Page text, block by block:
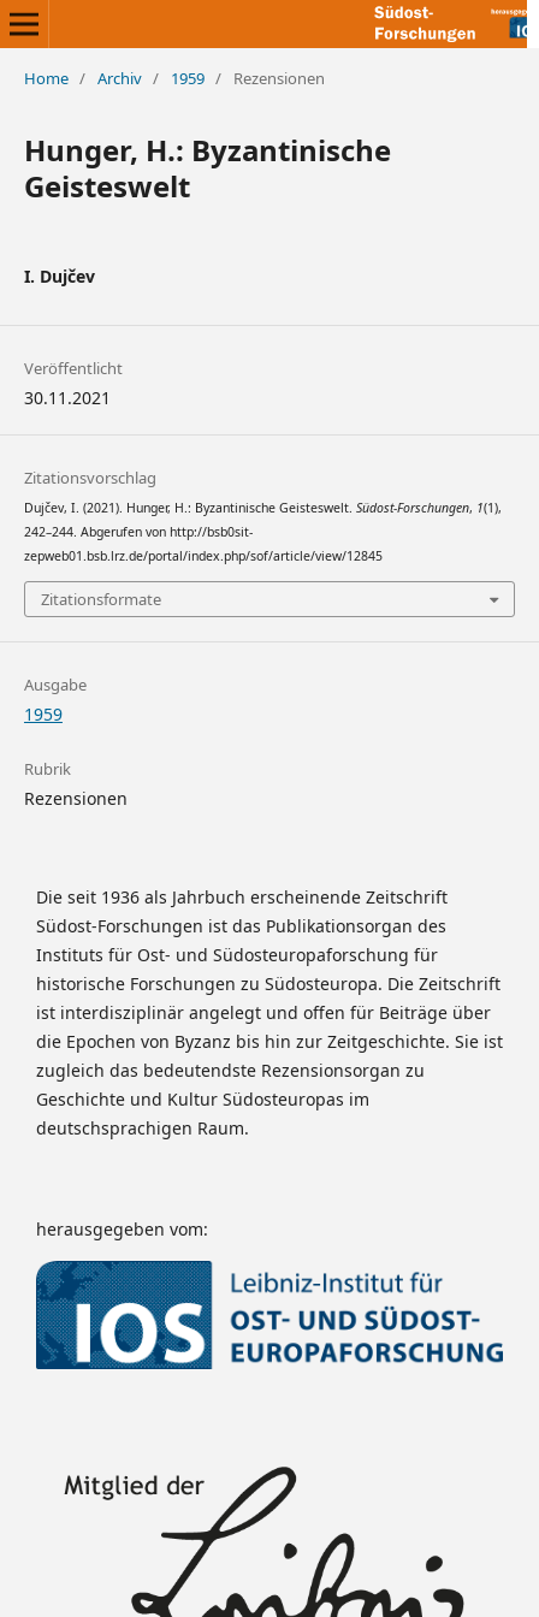
Home / Archiv / 1959 / Rezensionen
Hunger, H.: Byzantinische
Geisteswelt
I. Dujčev
Veröffentlicht
30.11.2021
Zitationsvorschlag
Dujčev, I. (2021). Hunger, H.: Byzantinische Geisteswelt. Südost-Forschungen, 1(1),
242–244. Abgerufen von http://bsb0sit-
zepweb01.bsb.lrz.de/portal/index.php/sof/article/view/12845
Zitationsformate
Ausgabe
1959
Rubrik
Rezensionen
Die seit 1936 als Jahrbuch erscheinende Zeitschrift
Südost-Forschungen ist das Publikationsorgan des
Instituts für Ost- und Südosteuropaforschung für
historische Forschungen zu Südosteuropa. Die Zeitschrift
ist interdisziplinär angelegt und offen für Beiträge über
die Epochen von Byzanz bis hin zur Zeitgeschichte. Sie ist
zugleich das bedeutendste Rezensionsorgan zu
Geschichte und Kultur Südosteuropas im
deutschsprachigen Raum.
herausgegeben vom: